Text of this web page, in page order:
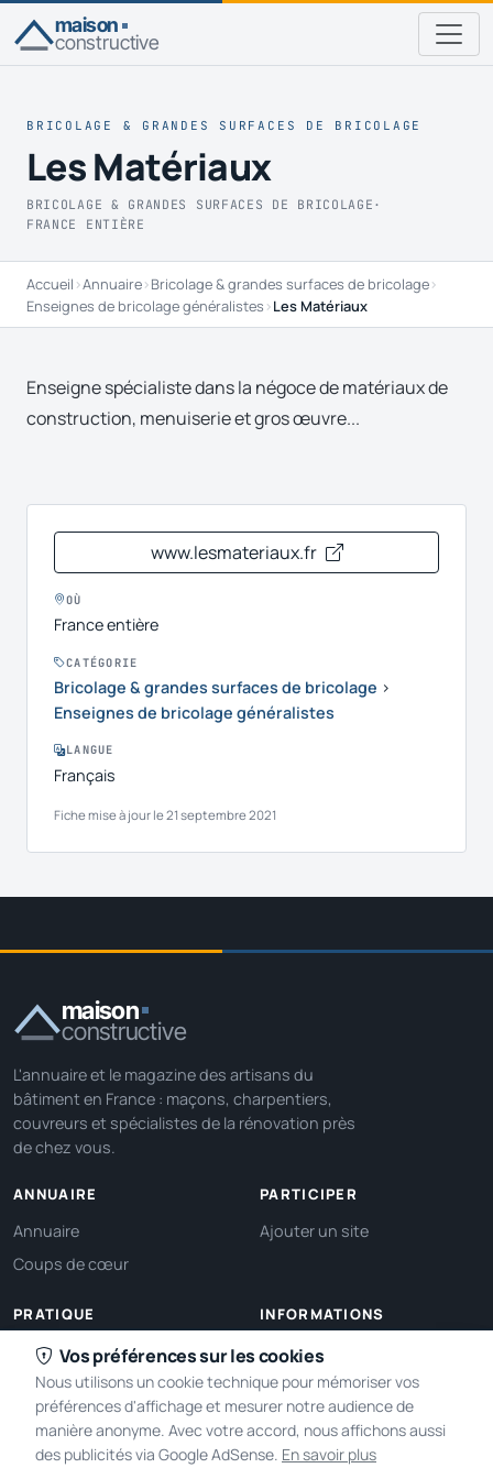
maison
constructive
BRICOLAGE & GRANDES SURFACES DE BRICOLAGE
Les Matériaux
BRICOLAGE & GRANDES SURFACES DE BRICOLAGE ·
FRANCE ENTIÈRE
Accueil ›Annuaire›Bricolage & grandes surfaces de bricolage›
Enseignes de bricolage généralistes ›Les Matériaux
Enseigne spécialiste dans la négoce de matériaux de
construction, menuiserie et gros œuvre...
www.lesmateriaux.fr
OÙ
France entière
CATÉGORIE
Bricolage & grandes surfaces de bricolage ›
Enseignes de bricolage généralistes
LANGUE
Français
Fiche mise à jour le 21 septembre 2021
maison
constructive
L'annuaire et le magazine des artisans du
bâtiment en France : maçons, charpentiers,
couvreurs et spécialistes de la rénovation près
de chez vous.
ANNUAIRE
Annuaire
Coups de cœur
PARTICIPER
Ajouter un site
PRATIQUE
Ma localisation
Gérer mes cookies
INFORMATIONS
À propos
Contact
Vos préférences sur les cookies
Nous utilisons un cookie technique pour mémoriser vos
préférences d'affichage et mesurer notre audience de
manière anonyme. Avec votre accord, nous affichons aussi
des publicités via Google AdSense. En savoir plus